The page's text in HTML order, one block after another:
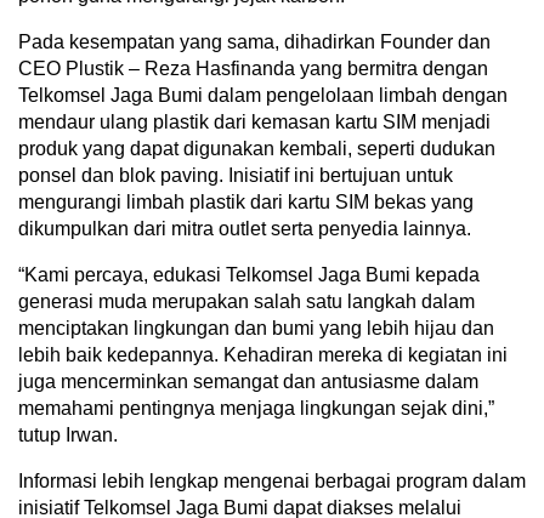
Pada kesempatan yang sama, dihadirkan Founder dan
CEO Plustik – Reza Hasfinanda yang bermitra dengan
Telkomsel Jaga Bumi dalam pengelolaan limbah dengan
mendaur ulang plastik dari kemasan kartu SIM menjadi
produk yang dapat digunakan kembali, seperti dudukan
ponsel dan blok paving. Inisiatif ini bertujuan untuk
mengurangi limbah plastik dari kartu SIM bekas yang
dikumpulkan dari mitra outlet serta penyedia lainnya.
“Kami percaya, edukasi Telkomsel Jaga Bumi kepada
generasi muda merupakan salah satu langkah dalam
menciptakan lingkungan dan bumi yang lebih hijau dan
lebih baik kedepannya. Kehadiran mereka di kegiatan ini
juga mencerminkan semangat dan antusiasme dalam
memahami pentingnya menjaga lingkungan sejak dini,”
tutup Irwan.
Informasi lebih lengkap mengenai berbagai program dalam
inisiatif Telkomsel Jaga Bumi dapat diakses melalui